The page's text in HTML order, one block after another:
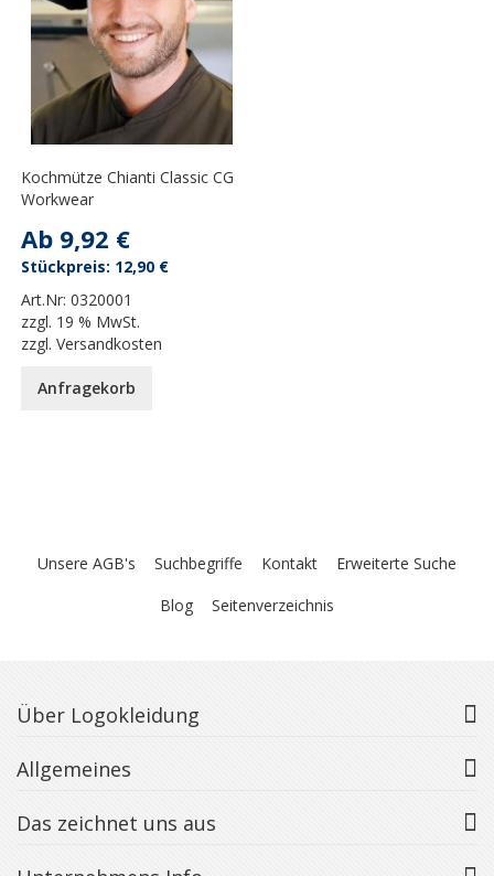
Kochmütze Chianti Classic CG
Workwear
Ab 9,92 €
Art.Nr:0320001
zzgl. 19 % MwSt.
zzgl.Versandkosten
12,90 €
Anfragekorb
Unsere AGB's Suchbegriffe Kontakt
Erweiterte Suche
Blog
Seitenverzeichnis
Über Logokleidung
Allgemeines
Das zeichnet uns aus